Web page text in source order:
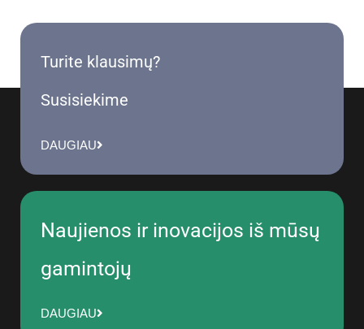
Turite klausimų?
Susisiekime
DAUGIAU
Naujienos ir inovacijos iš mūsų
gamintojų
DAUGIAU